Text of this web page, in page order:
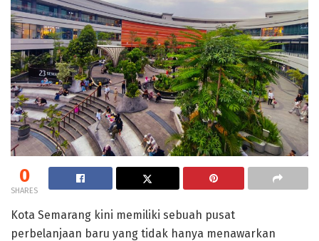
0
SHARES
Kota Semarang kini memiliki sebuah pusat
perbelanjaan baru yang tidak hanya menawarkan